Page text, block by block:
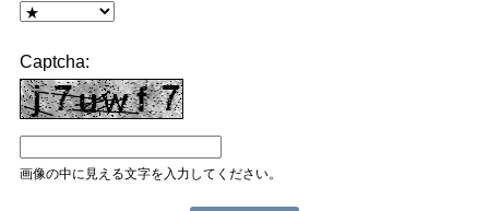
Captcha:
画像の中に見える文字を入力してください。